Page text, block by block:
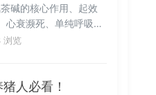
碱的核心作用、起效
心衰濒死、单纯呼吸困
忌。强调‘顺序决定生
浏览
人必看！